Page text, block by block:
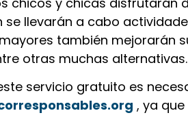
se llevarán a cabo
también mejorarán
otras muchas alternativas.
servicio gratuito es
, ya